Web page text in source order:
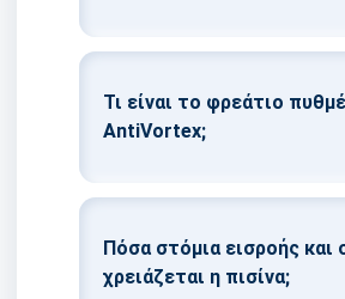
Τι είναι το φρεάτιο
AntiVortex;
Πόσα στόμια εισροής και
χρειάζεται η πισίνα;